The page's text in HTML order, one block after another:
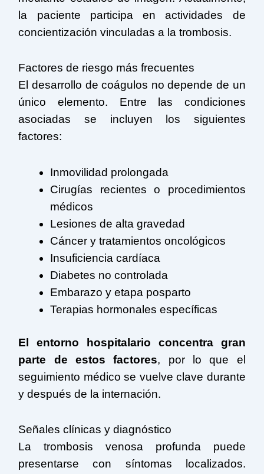
la paciente participa en actividades de
concientización vinculadas a la trombosis.
Factores de riesgo más frecuentes
El desarrollo de coágulos no depende de un
único elemento. Entre las condiciones
asociadas se incluyen los siguientes
factores:
Inmovilidad prolongada
Cirugías recientes o procedimientos
médicos
Lesiones de alta gravedad
Cáncer y tratamientos oncológicos
Insuficiencia cardíaca
Diabetes no controlada
Embarazo y etapa posparto
Terapias hormonales específicas
El entorno hospitalario concentra gran
parte de estos factores, por lo que el
seguimiento médico se vuelve clave durante
y después de la internación.
Señales clínicas y diagnóstico
La trombosis venosa profunda puede
presentarse con síntomas localizados.